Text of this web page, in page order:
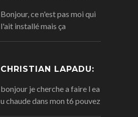
Bonjour, ce n'est pas moi qui
l'ait installé mais ça
CHRISTIAN LAPADU:
bonjour je cherche a faire l ea
u chaude dans mon t6 pouvez